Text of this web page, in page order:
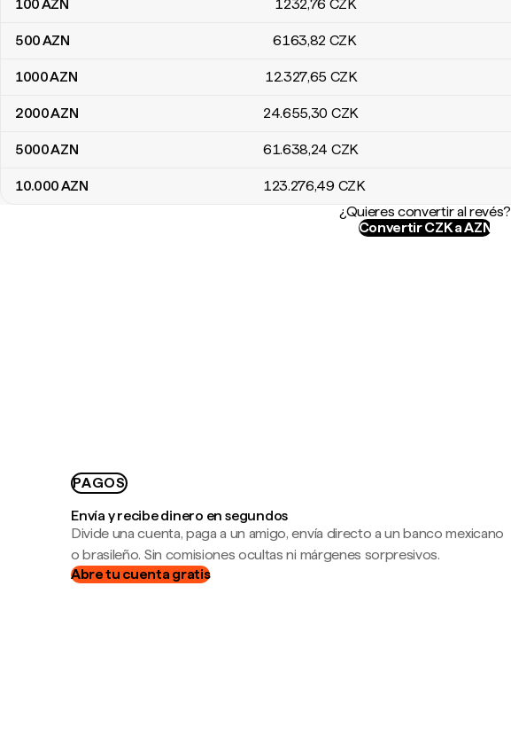
100AZN 1232,76 CZK
500AZN 6163,82 CZK
1000AZN 12.327,65 CZK
2000AZN 24.655,30 CZK
5000AZN 61.638,24 CZK
10.000AZN 123.276,49 CZK
¿Quieres convertir al revés?
Convertir CZK a AZN
PAGOS
Envía y recibe dinero en segundos
Divide una cuenta, paga a un amigo, envía directo a un banco mexicano
o brasileño. Sin comisiones ocultas ni márgenes sorpresivos.
Abre tu cuenta gratis